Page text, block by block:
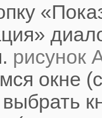
рисунок
окне